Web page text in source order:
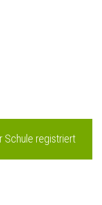
Schule registriert